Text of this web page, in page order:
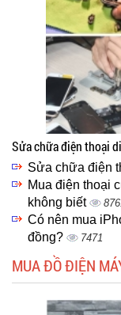
Sửa chữa điện thoại
Sửa chữa điện
Mua điện thoại
không biết
Có nên mua
đồng?
7471
MUA ĐỒ ĐIỆN